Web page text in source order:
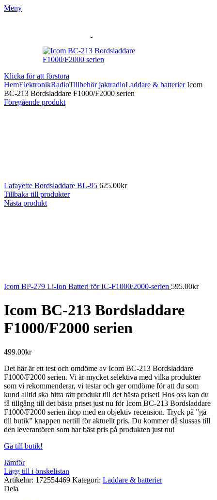
Meny
Klicka för att förstora
HemElektronikRadioTillbehör jaktradioLaddare & batterierIcom
BC-213 Bordsladdare F1000/F2000 serien
Föregående produkt
Lafayette Bordsladdare BL-95 625.00kr
Tillbaka till produkter
Nästa produkt
Icom BP-279 Li-Ion Batteri för IC-F1000/2000-serien 595.00kr
Icom BC-213 Bordsladdare
F1000/F2000 serien
499.00kr
Det här är ett test och omdöme av Icom BC-213 Bordsladdare
F1000/F2000 serien. Vi är mycket selektiva med vilka produkter
som vi rekommenderar, vi testar och ger omdöme för att du som
kund alltid ska hitta rätt produkt till det bästa priset! Hos oss kan du
få tillgång till det bästa priset just nu för Icom BC-213 Bordsladdare
F1000/F2000 serien ihop med en objektiv recension. Tryck på ”gå
till butik” knappen nertill för aktuellt pris. Du kommer då slussas till
den leverantören som har bäst pris på produkten just nu!
Gå till butik!
Jämför
Lägg till i önskelistan
Artikelnr: 172554469 Kategori: Laddare & batterier
Dela